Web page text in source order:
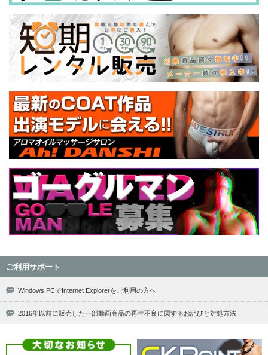
ご利用サポート
Windows PCでInternet Explorerをご利用の方へ
2016年以前に販売した一部動画商品の再生不良に関するお詫びと対処方法